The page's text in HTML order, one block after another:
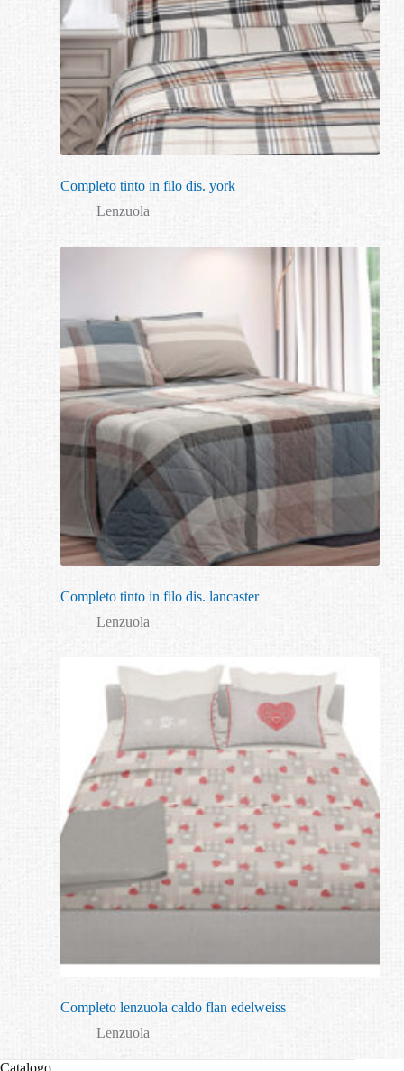
Completo tinto in filo dis. york
Lenzuola
Completo tinto in filo dis. lancaster
Lenzuola
Completo lenzuola caldo flan edelweiss
Lenzuola